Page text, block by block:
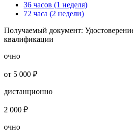
36 часов (1 неделя)
72 часа (2 недели)
Получаемый документ:
квалификации
очно
от 5 000 ₽
дистанционно
2 000 ₽
очно